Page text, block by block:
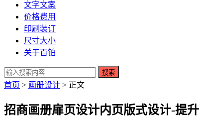
文字文案
价格费用
印刷装订
尺寸大小
关于百铂
搜索
首页 > 画册设计 > 正文
招商画册扉页设计内页版式设计-提